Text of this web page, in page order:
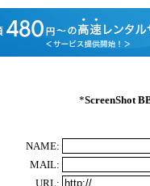
*ScreenShot
NAME:
MAIL:
URL: